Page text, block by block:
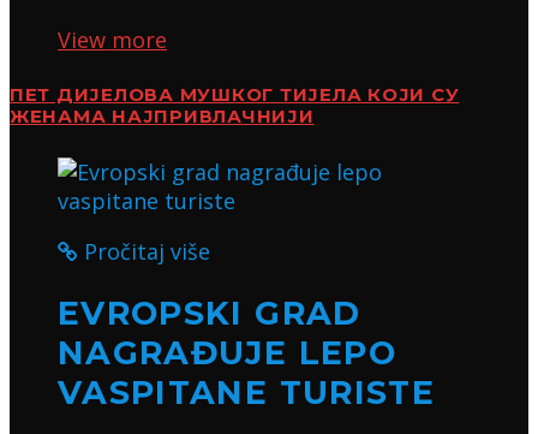
View more
ПЕТ ДИЈЕЛОВА МУШКОГ ТИЈЕЛА КОЈИ СУ
ЖЕНАМА НАЈПРИВЛАЧНИЈИ
Pročitaj više
EVROPSKI GRAD
NAGRAĐUJE LEPO
VASPITANE TURISTE